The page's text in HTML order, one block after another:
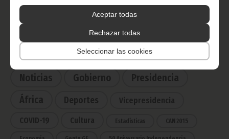
Aceptar todas
Rechazar todas
Seleccionar las cookies
Ecuatorial
Haz click aquí para escuchar ahora
CATEGORÍAS
Noticias Gobierno
Presidencia
África
Deportes Vicepresidencia
COVID-19 Cultura Estadísticas CAN 2015